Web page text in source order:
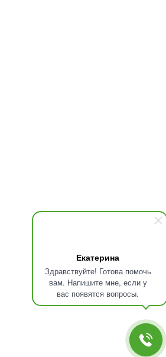
Екатерина
Здравствуйте! Готова помочь
вам. Напишите мне, если у
вас появятся вопросы.